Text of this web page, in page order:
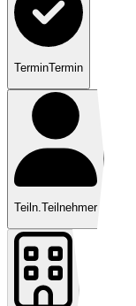
TerminTermin
Teiln.Teilnehmer